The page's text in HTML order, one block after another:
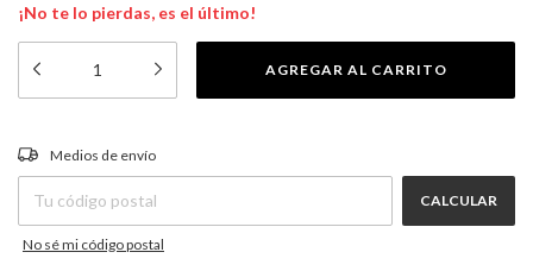
¡No te lo pierdas, es el último!
Entregas para el CP:
Medios de envío
CALCULAR
No sé mi código postal